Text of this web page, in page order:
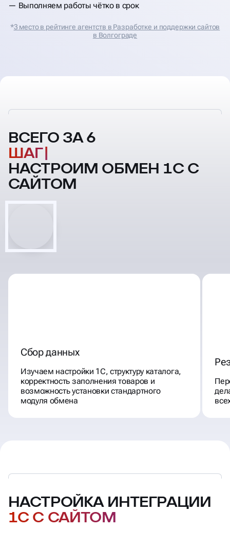
Выполняем работы чётко в срок
*3 место в рейтинге агентств в Разработке и поддержки сайтов
в Волгограде
ВСЕГО ЗА 6
НАСТРОИМ ОБМЕН 1С С
САЙТОМ
Сбор данных
Изучаем настройки 1С, структуру каталога,
корректность заполнения товаров и
возможность установки стандартного
модуля обмена
НАСТРОЙКА ИНТЕГРАЦИИ
1С С САЙТОМ